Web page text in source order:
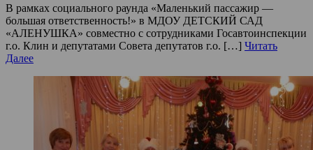
В рамках социального раунда «Маленький пассажир —
большая ответственность!» в МДОУ ДЕТСКИЙ САД
«АЛЕНУШКА» совместно с сотрудниками Госавтоинспекции
г.о. Клин и депутатами Совета депутатов г.о. […] Читать
Далее